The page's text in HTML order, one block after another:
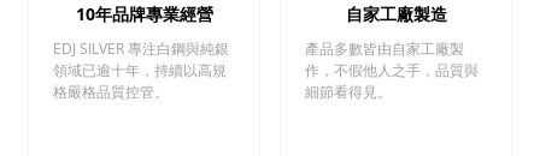
10年品牌專業經營
EDJ SILVER 專注白鋼與純銀
領域已逾十年，持續以高規
格嚴格品質控管。
自家工廠製造
產品多數皆由自家工廠製
作，不假他人之手，品質與
細節看得見。